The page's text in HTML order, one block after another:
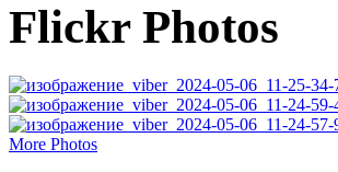
Flickr Photos
More Photos